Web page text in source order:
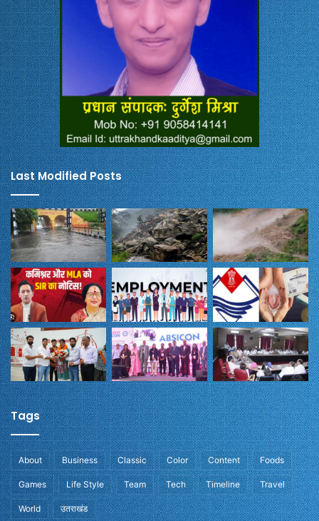
Last Modified Posts
Tags
About Business Classic Color Content Foods
Games Life Style Team Tech Timeline Travel
World उतराखंड